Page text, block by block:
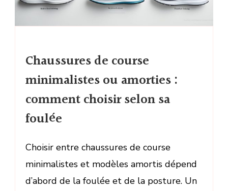
Chaussures de course
minimalistes ou amorties :
comment choisir selon sa
foulée
Choisir entre chaussures de course
minimalistes et modèles amortis dépend
d’abord de la foulée et de la posture. Un